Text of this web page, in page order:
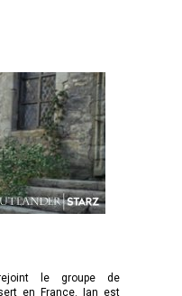
le groupe de
en France. Ian est